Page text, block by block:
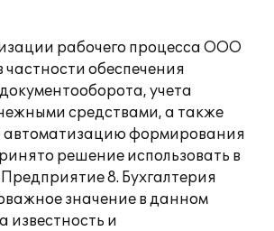
рабочего процесса ООО
обеспечения
учета
средствами, а также
формирования
решение использовать в
8. Бухгалтерия
значение в данном
известность и